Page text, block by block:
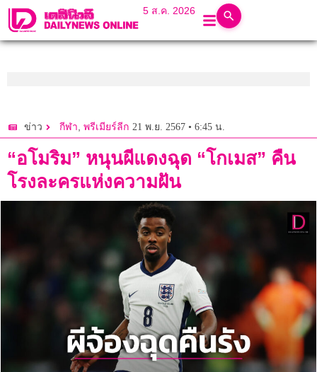
5 ส.ค. 2026
ข่าว กีฬา, พรีเมียร์ลีก 21 พ.ย. 2567 • 6:45 น.
“อโมริม” หนุนผีแดงฉุด “โกเมส” คืน
โรงละครแห่งความฝัน